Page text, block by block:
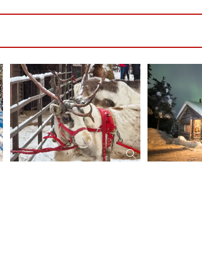
3x Abendbuffet (davon 2x inkl. Bier,
Würstchen
Atmosphäre
(M/S Aurora Botnia) mit Filmen und
(Wasaline, Passage Vaasa-Umea-
benötigt) 110,-€